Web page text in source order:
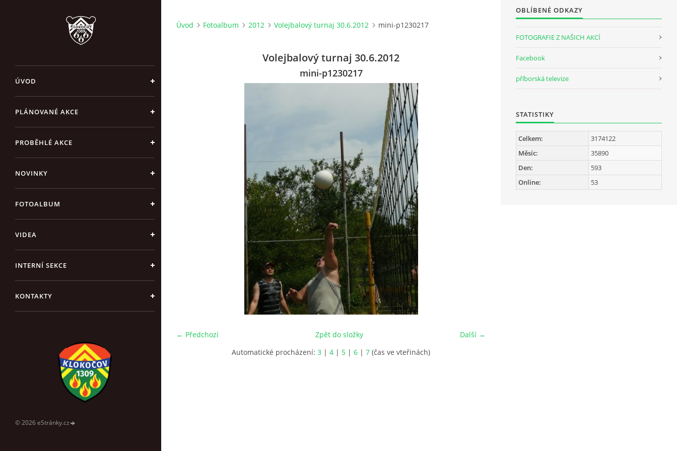
ÚVOD
PLÁNOVANÉ AKCE
PROBĚHLÉ AKCE
NOVINKY
FOTOALBUM
VIDEA
INTERNÍ SEKCE
KONTAKTY
© 2026 eStránky.cz
Úvod Fotoalbum 2012 Volejbalový turnaj 30.6.2012 mini-p1230217
Volejbalový turnaj 30.6.2012
mini-p1230217
← Předchozí Další →
Zpět do složky
Automatické procházení: 3 | 4 | 5 | 6 | 7 (čas ve vteřinách)
OBLÍBENÉ ODKAZY
FOTOGRAFIE Z NAŠICH AKCÍ
Facebook
příborská televize
STATISTIKY
Online: 53
Celkem:
3174122
Měsíc:
35890
Den:
593